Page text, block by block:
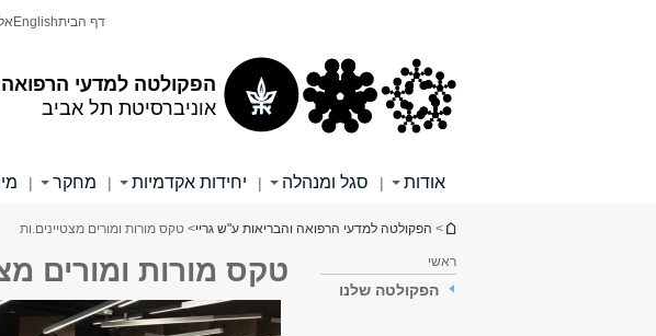
הפקולטה למדעי הרפואה
אוניברסיטת תל אביב
דף הביתEnglish
אודות | סגל ומנהלה | יחידות אקדמיות | מחקר |
הינך נמצא כאן
> הפקולטה למדעי הרפואה והבריאות ע"ש גריי> טקס מורות ומורים מצטיינים.ות
ראשי
הפקולטה שלנו
טקס מורות ומורים